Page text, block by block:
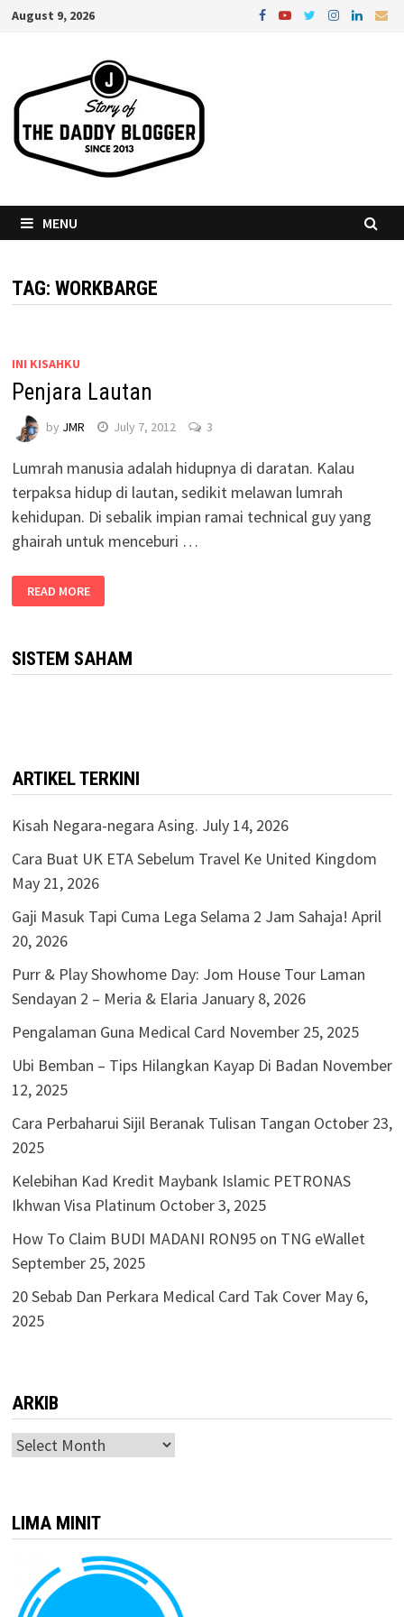
SkipAugust 9, 2026
MENU
TAG: WORKBARGE
INI KISAHKU
Penjara Lautan
by JMR July 7, 2012 3
Lumrah manusia adalah hidupnya di daratan. Kalau
terpaksa hidup di lautan, sedikit melawan lumrah
kehidupan. Di sebalik impian ramai technical guy yang
ghairah untuk menceburi …
READ MORE
SISTEM SAHAM
ARTIKEL TERKINI
Kisah Negara-negara Asing. July 14, 2026
Cara Buat UK ETA Sebelum Travel Ke United Kingdom
May 21, 2026
Gaji Masuk Tapi Cuma Lega Selama 2 Jam Sahaja! April
20, 2026
Purr & Play Showhome Day: Jom House Tour Laman
Sendayan 2 – Meria & Elaria January 8, 2026
Pengalaman Guna Medical Card November 25, 2025
Ubi Bemban – Tips Hilangkan Kayap Di Badan November
12, 2025
Cara Perbaharui Sijil Beranak Tulisan Tangan October 23,
2025
Kelebihan Kad Kredit Maybank Islamic PETRONAS
Ikhwan Visa Platinum October 3, 2025
How To Claim BUDI MADANI RON95 on TNG eWallet
September 25, 2025
20 Sebab Dan Perkara Medical Card Tak Cover May 6,
2025
ARKIB
ARKIB
LIMA MINIT